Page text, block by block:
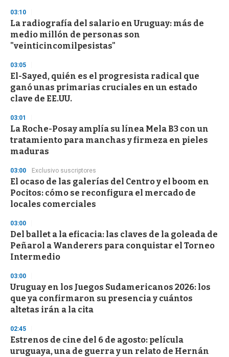
s
e
c
o
n
s
03:10
La radiografía del salario en Uruguay: más de
medio millón de personas son
"veinticincomilpesistas"
03:05
El-Sayed, quién es el progresista radical que
ganó unas primarias cruciales en un estado
clave de EE.UU.
03:01
La Roche-Posay amplía su línea Mela B3 con un
tratamiento para manchas y firmeza en pieles
maduras
03:00 Exclusivo suscriptores
El ocaso de las galerías del Centro y el boom en
Pocitos: cómo se reconfigura el mercado de
locales comerciales
03:00
Del ballet a la eficacia: las claves de la goleada de
Peñarol a Wanderers para conquistar el Torneo
Intermedio
03:00
Uruguay en los Juegos Sudamericanos 2026: los
que ya confirmaron su presencia y cuántos
altetas irán a la cita
02:45
Estrenos de cine del 6 de agosto: película
uruguaya, una de guerra y un relato de Hernán